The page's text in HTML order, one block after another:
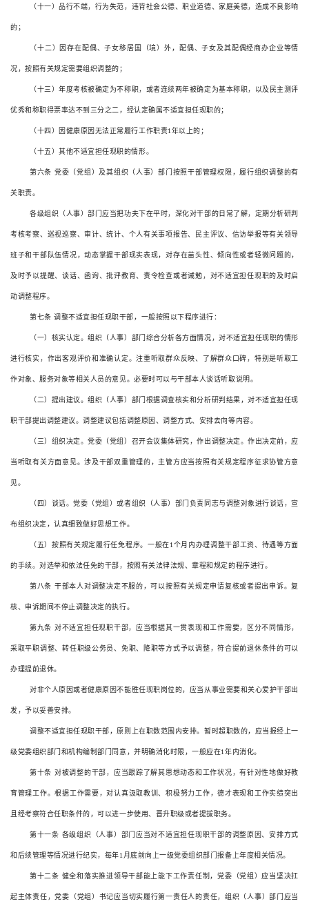
（十一）品行不端，行为失范，违背社会公德、职业道德、家庭美德，造成不良影响
的；
（十二）因存在配偶、子女移居国（境）外，配偶、子女及其配偶经商办企业等情
况，按照有关规定需要组织调整的；
（十三）年度考核被确定为不称职，或者连续两年被确定为基本称职，以及民主测评
优秀和称职得票率达不到三分之二，经认定确属不适宜担任现职的；
（十四）因健康原因无法正常履行工作职责1 年以上的；
（十五）其他不适宜担任现职的情形。
第六条 党委（党组）及其组织（人事）部门按照干部管理权限，履行组织调整的有
关职责。
各级组织（人事）部门应当把功夫下在平时，深化对干部的日常了解，定期分析研判
考核考察、巡视巡察、审计、统计、个人有关事项报告、民主评议、信访举报等有关领导
班子和干部队伍情况，动态掌握干部现实表现，对存在苗头性、倾向性或者轻微问题的，
及时予以提醒、谈话、函询、批评教育、责令检查或者诫勉，对不适宜担任现职的及时启
动调整程序。
第七条 调整不适宜担任现职干部，一般按照以下程序进行：
（一）核实认定。组织（人事）部门综合分析各方面情况，对不适宜担任现职的情形
进行核实，作出客观评价和准确认定。注重听取群众反映、了解群众口碑，特别是听取工
作对象、服务对象等相关人员的意见。必要时可以与干部本人谈话听取说明。
（二）提出建议。组织（人事）部门根据调查核实和分析研判结果，对不适宜担任现
职干部提出调整建议。调整建议包括调整原因、调整方式、安排去向等内容。
（三）组织决定。党委（党组）召开会议集体研究，作出调整决定。作出决定前，应
当听取有关方面意见。涉及干部双重管理的，主管方应当按照有关规定程序征求协管方意
见。
（四）谈话。党委（党组）或者组织（人事）部门负责同志与调整对象进行谈话，宣
布组织决定，认真细致做好思想工作。
（五）按照有关规定履行任免程序。一般在1 个月内办理调整干部工资、待遇等方面
的手续。对选举和依法任免的干部，按照有关法律法规、章程和规定的程序进行。
第八条 干部本人对调整决定不服的，可以按照有关规定申请复核或者提出申诉。复
核、申诉期间不停止调整决定的执行。
第九条 对不适宜担任现职干部，应当根据其一贯表现和工作需要，区分不同情形，
采取平职调整、转任职级公务员、免职、降职等方式予以调整，符合提前退休条件的可以
办理提前退休。
对非个人原因或者健康原因不能胜任现职岗位的，应当从事业需要和关心爱护干部出
发，予以妥善安排。
调整不适宜担任现职干部，原则上在职数范围内安排。暂时超职数的，应当报经上一
级党委组织部门和机构编制部门同意，并明确消化时限，一般应在1年内消化。
第十条 对被调整的干部，应当跟踪了解其思想动态和工作状况，有针对性地做好教
育管理工作。根据工作需要，对认真汲取教训、积极努力工作，德才表现和工作实绩突出
且经考察符合任职条件的，可以进一步使用、晋升职级或者提拔职务。
第十一条 各级组织（人事）部门应当对不适宜担任现职干部的调整原因、安排方式
和后续管理等情况进行纪实，每年1 月底前向上一级党委组织部门报备上年度相关情况。
第十二条 健全和落实推进领导干部能上能下工作责任制，党委（党组）应当坚决扛
起主体责任，党委（党组）书记应当切实履行第一责任人的责任，组织（人事）部门应当